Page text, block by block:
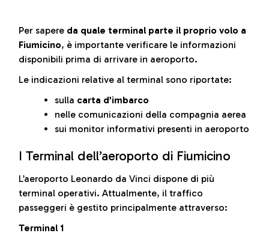
Per sapere da quale terminal parte il proprio volo a
Fiumicino, è importante verificare le informazioni
disponibili prima di arrivare in aeroporto.
Le indicazioni relative al terminal sono riportate:
sulla carta d’imbarco
nelle comunicazioni della compagnia aerea
sui monitor informativi presenti in aeroporto
I Terminal dell’aeroporto di Fiumicino
L’aeroporto Leonardo da Vinci dispone di più
terminal operativi. Attualmente, il traffico
passeggeri è gestito principalmente attraverso:
Terminal 1